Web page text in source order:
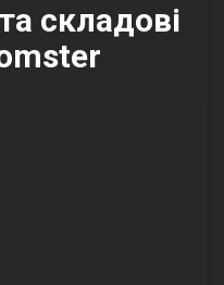
складові